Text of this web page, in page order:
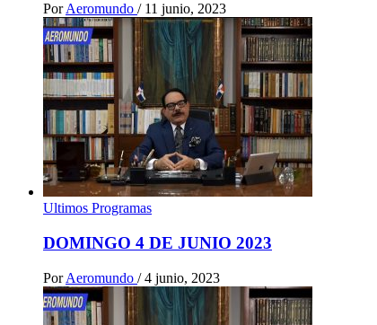
PorAeromundo / 11 junio, 2023
Ultimos Programas
DOMINGO 4 DE JUNIO 2023
Por Aeromundo / 4 junio, 2023